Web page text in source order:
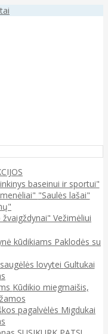
baseinui ir sportui"
"Saulės lašai"
žvaigždynai" Vežimėliui
kūdikiams Paklodės su
lovytei Gultukai
Kūdikio miegmaišis,
pagalvėlės Migdukai